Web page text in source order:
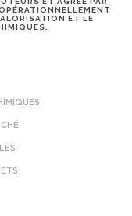
ET LE